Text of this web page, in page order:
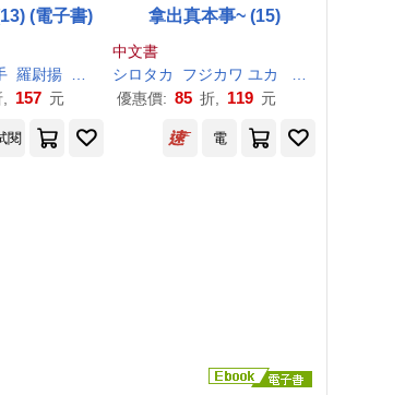
(電子書)
羅尉揚
シロタカ
157 元
拿出真本事~ (15)
中文書
シロタカ
フジカワ ユカ
優惠價: 85 折, 119 元
閱 電